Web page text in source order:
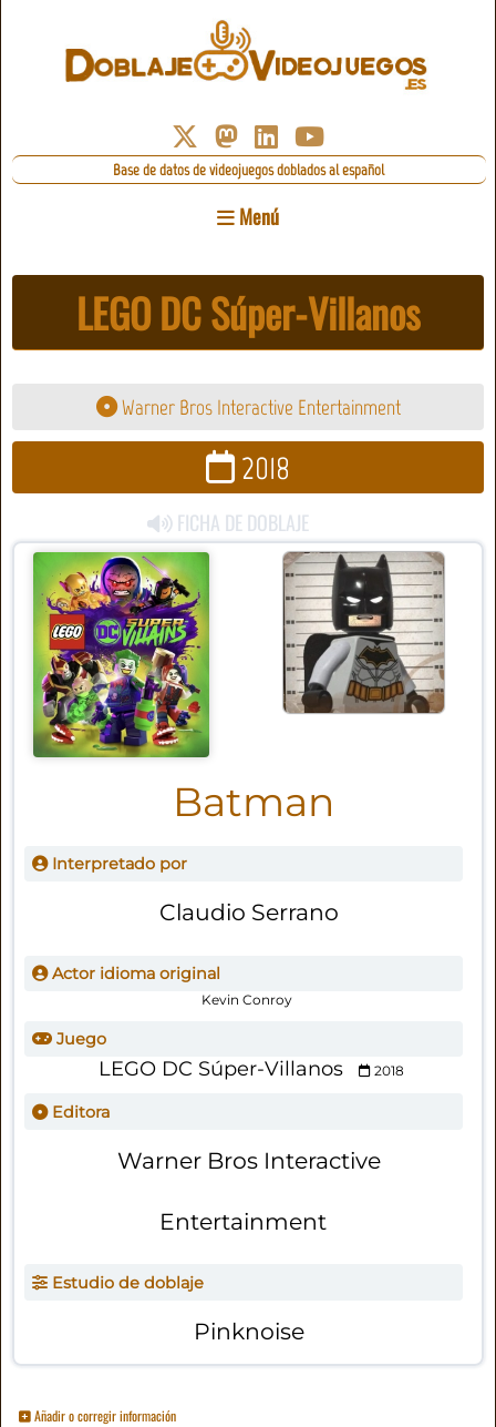
Base de datos de videojuegos doblados al español
Menú
LEGO DC Súper-Villanos
Warner Bros Interactive Entertainment
2018
FICHA DE DOBLAJE
Batman
Interpretado por
Claudio Serrano
Actor idioma original
Kevin Conroy
Juego
LEGO DC Súper-Villanos 2018
Editora
Warner Bros Interactive
Entertainment
Estudio de doblaje
Pinknoise
Añadir o corregir información